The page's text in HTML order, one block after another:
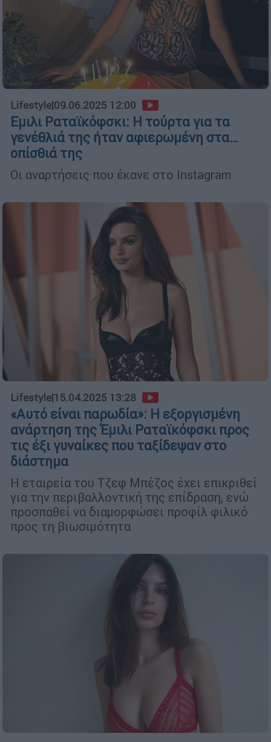
Lifestyle|09.06.2025 12:00
Εμιλι Ραταϊκόφσκι: Η τούρτα για τα
γενέθλιά της ήταν αφιερωμένη στα…
οπίσθιά της
Οι αναρτήσεις που έκανε στο Instagram
Lifestyle|15.04.2025 13:28
«Αυτό είναι παρωδία»: Η εξοργισμένη
ανάρτηση της Έμιλι Ραταϊκόφσκι προς
τις έξι γυναίκες που ταξίδεψαν στο
διάστημα
Η εταιρεία του Τζεφ Μπέζος έχει επικριθεί
για την περιβαλλοντική της επίδραση, ενώ
προσπαθεί να διαμορφώσει προφίλ φιλικό
προς τη βιωσιμότητα